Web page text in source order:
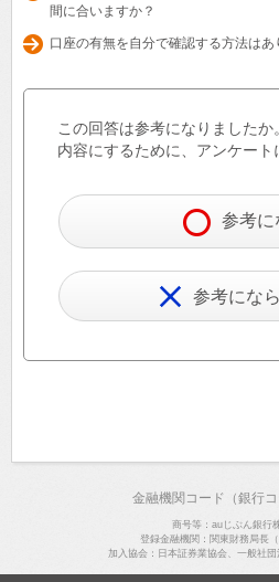
間に合いますか？
口座の有無を自分で確認する方法はあ
この回答は参考になりました
内容にするために、アンケート
参考に
参考にな
金融機関コード（銀行
商号等：auじぶん銀行
登録金融機関：関東財務局長
加入協会：日本証券業協会、一般社